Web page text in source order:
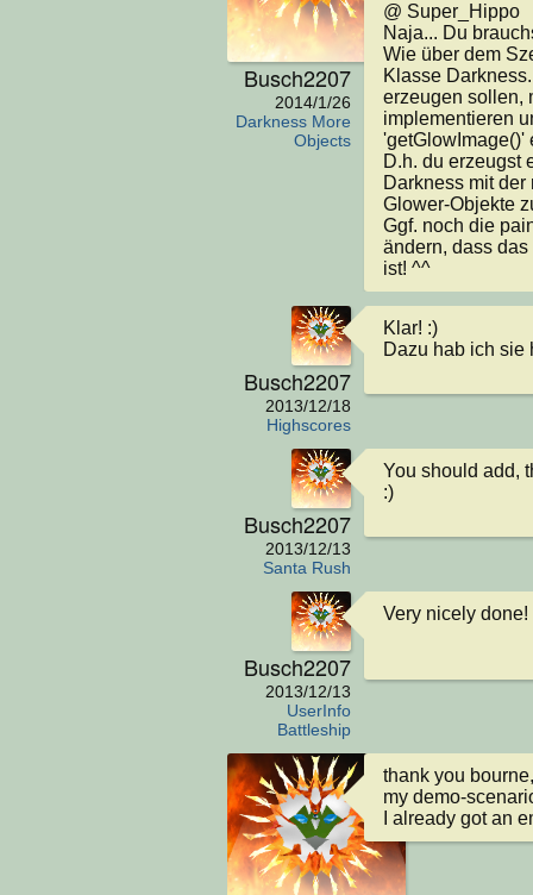
Busch2207
2014/1/26
Darkness More
Objects
@ Super_Hippo
Naja... Du
Wie über dem
Klasse
erzeugen sollen,
implementieren
'getGlowImage()'
D.h. du erzeugst
Darkness mit
Glower-Objekte
Ggf. noch die
ändern, dass
ist! ^^
Busch2207
2013/12/18
Highscores
Klar! :)
Dazu hab ich sie
Busch2207
2013/12/13
Santa Rush
You should add,
:)
Busch2207
2013/12/13
UserInfo
Battleship
Very nicely done!
thank you
my demo-
I already got an